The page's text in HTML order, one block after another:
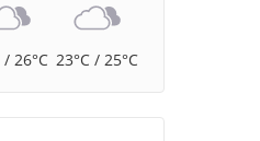
/ 26°C 23°C / 25°C